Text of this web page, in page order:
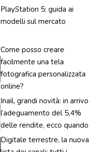
PlayStation 5: guida ai
modelli sul mercato
Come posso creare
facilmente una tela
fotografica personalizzata
online?
Inail, grandi novità: in arrivo
l’adeguamento del 5,4%
delle rendite, ecco quando
Digitale terrestre, la nuova